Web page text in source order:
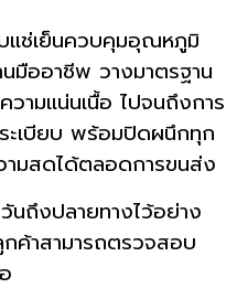
แช่เย็นควบคุมอุณหภูมิ
ออาชีพ วางมาตรฐาน
ามแน่นเนื้อ ไปจนถึงการ
ะเบียบ พร้อมปิดผนึกทุก
มสดได้ตลอดการขนส่ง
ถึงปลายทางไว้อย่าง
กค้าสามารถตรวจสอบ